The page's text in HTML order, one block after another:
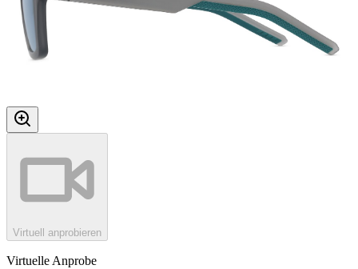
Virtuell anprobieren
Virtuelle Anprobe